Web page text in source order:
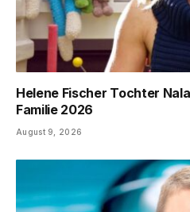
Helene Fischer Tochter
Familie 2026
August 9, 2026